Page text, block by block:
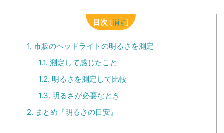
目次 [消す]
1. 市販のヘッドライトの明るさを測定
1.1. 測定して感じたこと
1.2. 明るさを測定して比較
1.3. 明るさが必要なとき
2. まとめ『明るさの目安』